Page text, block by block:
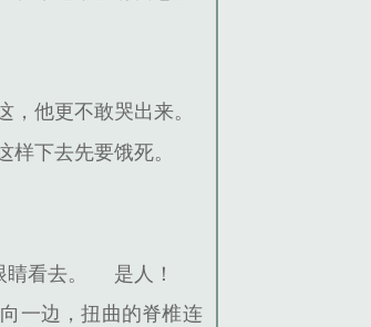
，他更不敢哭出来。
样下去先要饿死。
看去。
是人！
一边，扭曲的脊椎连